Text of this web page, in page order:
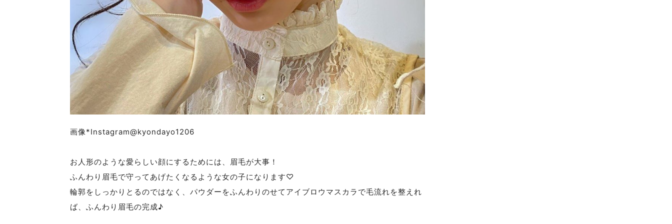
画像*Instagram@kyondayo1206
お人形のような愛らしい顔にするためには、眉毛が大事！
ふんわり眉毛で守ってあげたくなるような女の子になります♡
輪郭をしっかりとるのではなく、パウダーをふんわりのせてアイブロウマスカラで毛流れを整えれ
ば、ふんわり眉毛の完成♪